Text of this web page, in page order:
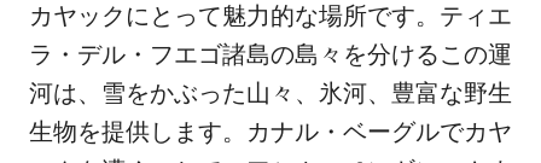
カヤックにとって魅力的な場所です。ティエ
ラ・デル・フエゴ諸島の島々を分けるこの運
河は、雪をかぶった山々、氷河、豊富な野生
生物を提供します。カナル・ベーグルでカヤ